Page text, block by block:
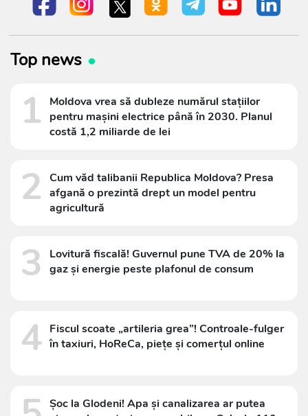
Top news
1 Moldova vrea să dubleze numărul stațiilor
pentru mașini electrice până în 2030. Planul
costă 1,2 miliarde de lei
2 Cum văd talibanii Republica Moldova? Presa
afgană o prezintă drept un model pentru
agricultură
3
Lovitură fiscală! Guvernul pune TVA de 20% la
gaz și energie peste plafonul de consum
4 Fiscul scoate „artileria grea”! Controale-fulger
în taxiuri, HoReCa, piețe și comerțul online
Șoc la Glodeni! Apa și canalizarea ar putea